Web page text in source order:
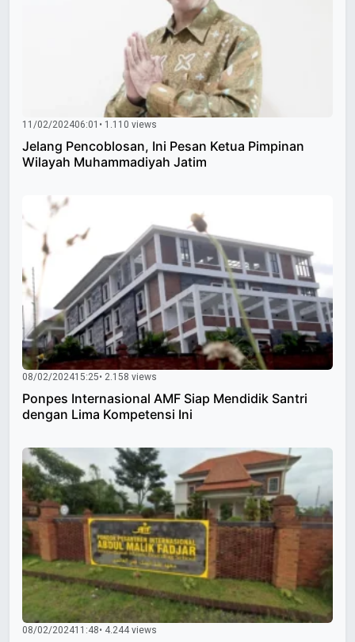
11/02/202406:01 • 1.110 views
Jelang Pencoblosan, Ini Pesan Ketua Pimpinan
Wilayah Muhammadiyah Jatim
08/02/202415:25• 2.158 views
Ponpes Internasional AMF Siap Mendidik Santri
dengan Lima Kompetensi Ini
08/02/202411:48• 4.244 views